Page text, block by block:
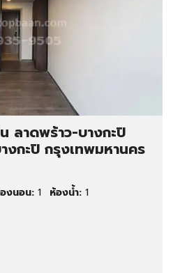
ลาดพร้าว-บางกะปิ
งกะปิ กรุงเทพมหานคร
งนอน: 1 ห้องน้ำ: 1